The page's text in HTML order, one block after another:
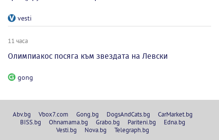
vesti
11 часа
Олимпиакос посяга към звездата на Левски
gong
Abv.bg Vbox7.com Gong.bg DogsAndCats.bg
CarMarket.bg
BISS.bg
Ohnamama.bg Grabo.bg Pariteni.bg
Edna.bg
Vesti.bg
Nova.bg Telegraph.bg